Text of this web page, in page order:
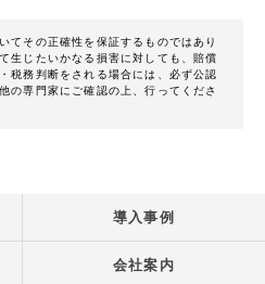
てその正確性を保証するものではあり
生じたいかなる損害に対しても、賠償
税務判断をされる場合には、必ず公認
の専門家にご確認の上、行ってくださ
導入事例
会社案内